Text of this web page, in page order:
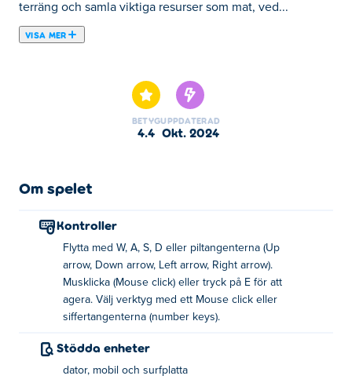
terräng och samla viktiga resurser som mat, ved...
VISA MER
skeppsvrak hamnar du på en öde ö. Utforska öns vilda
terräng och samla viktiga resurser som mat, ved och
mineraler för att överleva. Fisk, odling och min för att
ditt hem, skapa bättre verktyg och så småningom samla
fly ön. Kan du överleva utmaningarna och hitta tillbaka
Hur spelar man Survival Island?
Flytta: Använd WASD eller piltangenterna
Klicka för att välja verktyg eller använd
BETYG
4.4
UPPDATERAD
okt. 2024
Om spelet
Kontroller
Flytta med W, A, S, D eller piltangenterna (Up
arrow, Down arrow, Left arrow, Right arrow).
Musklicka (Mouse click) eller tryck på E för att
agera. Välj verktyg med ett Mouse click eller
siffertangenterna (number keys).
Stödda enheter
dator, mobil och surfplatta